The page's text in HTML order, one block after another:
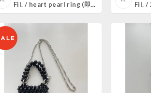
Fil. / heart pearl ring (即納)2color